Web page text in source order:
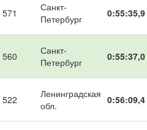
571
Санкт-
Петербург
0:55:35,9
560
Санкт-
Петербург
0:55:37,0
522
Ленинградская
обл.
0:56:09,4